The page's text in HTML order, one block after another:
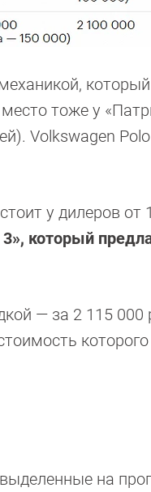
тоже у
Volkswagen
у дилеров
который
— за 2 115
на